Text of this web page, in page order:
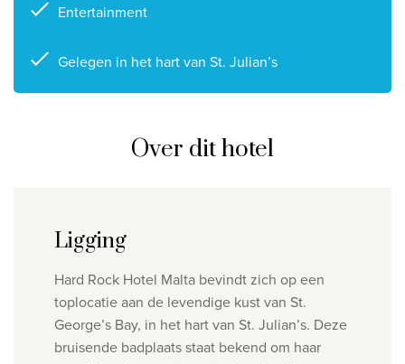
Entertainment
Gelegen in het hart van St. Julian’s
Over dit hotel
Ligging
Hard Rock Hotel Malta bevindt zich op een
toplocatie aan de levendige kust van St.
George’s Bay, in het hart van St. Julian’s. Deze
bruisende badplaats staat bekend om haar